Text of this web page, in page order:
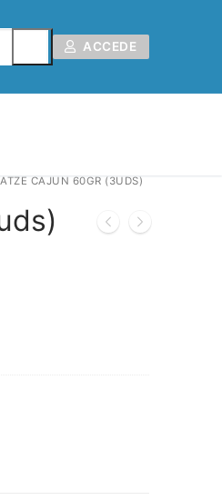
ACCEDE
CAJUN 60GR (3UDS)